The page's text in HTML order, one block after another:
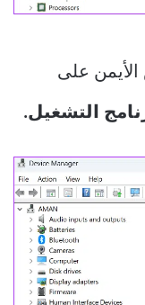
الأيمن على
التشغيل.